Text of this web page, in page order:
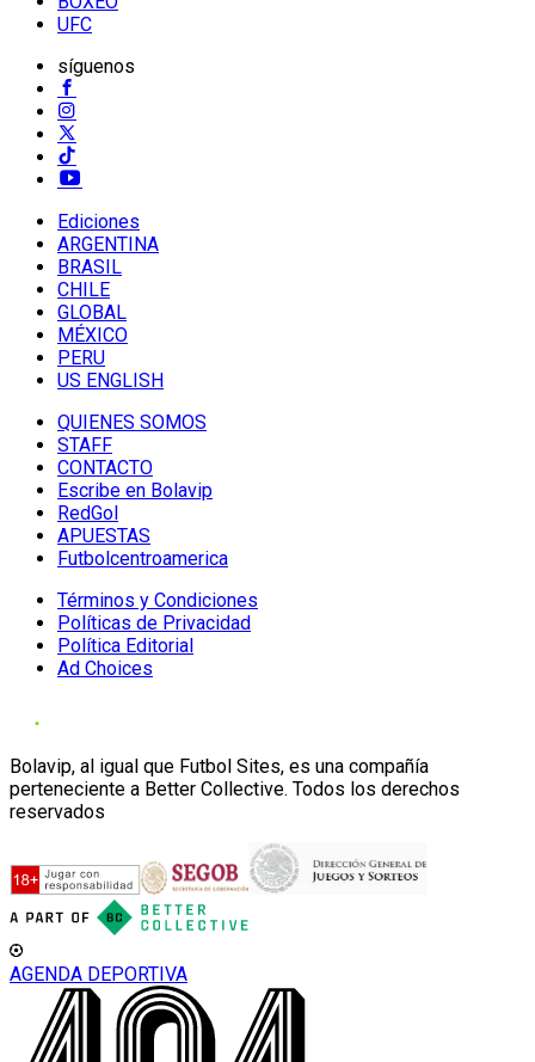
UFC
síguenos
Ediciones
ARGENTINA
BRASIL
CHILE
GLOBAL
MÉXICO
PERU
US ENGLISH
QUIENES SOMOS
STAFF
CONTACTO
Escribe en Bolavip
RedGol
APUESTAS
Futbolcentroamerica
Términos y Condiciones
Políticas de Privacidad
Política Editorial
Ad Choices
Bolavip, al igual que Futbol Sites, es una compañía
perteneciente a Better Collective. Todos los derechos
reservados
AGENDA DEPORTIVA